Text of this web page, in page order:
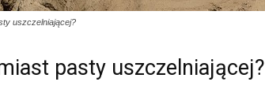
uszczelniającej?
pasty uszczelniającej?